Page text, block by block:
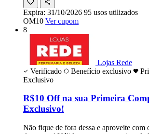
Expira: 31/10/2026 95 usos utilizados
OM10 Ver cupom
8
Lojas Rede
Verificado
Benefício exclusivo
Exclusivo
R$10 Off na sua Primeira
Exclusivo!
Não fique de fora dessa e aproveite com